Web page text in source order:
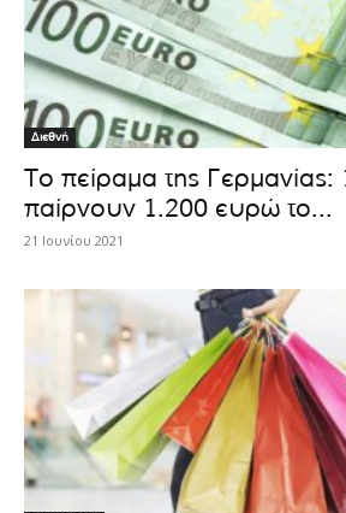
Διεθνή
Το πείραμα της
παίρνουν 1.200 ευρώ το...
21 Ιουνίου 2021